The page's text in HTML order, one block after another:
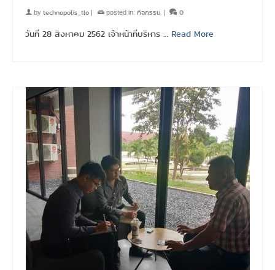
by technopolis_tlo | posted in: กิจกรรม | 0
วันที่ 28 สิงหาคม 2562 เจ้าหน้าที่บริหาร … Read More